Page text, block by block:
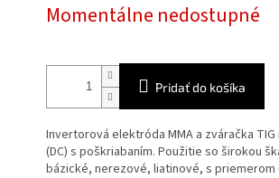
cena:
Momentálne nedostupné
Pridať do košíka
Invertorová elektróda MMA a zváračka
(DC) s poškriabaním. Použitie so širokou
bázické, nerezové, liatinové, s priemerom